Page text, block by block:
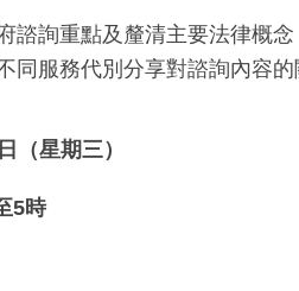
諮詢重點及釐清主要法律概念
同服務代別分享對諮詢內容
（星期三）
5時